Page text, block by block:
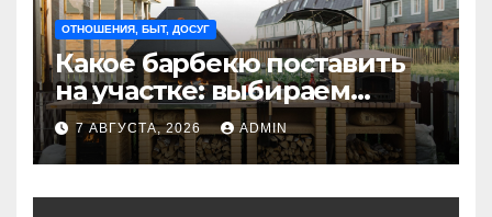
ОТНОШЕНИЯ, БЫТ, ДОСУГ
Какое барбекю поставить
на участке: выбираем
идеальное решение для
отдыха на природе
7 АВГУСТА, 2026 ADMIN